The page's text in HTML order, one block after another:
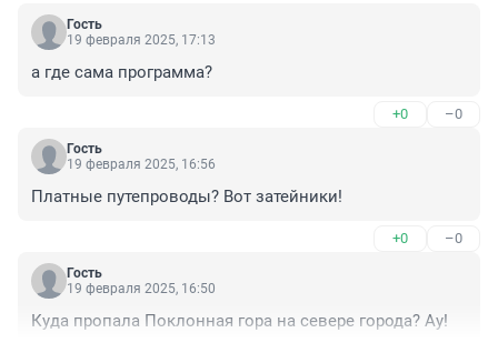
Гость
19 февраля 2025, 17:13
а где сама программа?
+0 –0
Гость
19 февраля 2025, 16:56
Платные путепроводы? Вот затейники!
+0 –0
Гость
19 февраля 2025, 16:50
Куда пропала Поклонная гора на севере города? Ау!